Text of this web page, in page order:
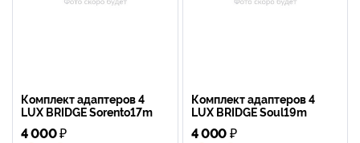
Комплект адаптеров 4
LUX BRIDGE Sorento17m
4 000₽
Комплект адаптеров 4
LUX BRIDGE Soul19m
4 000₽